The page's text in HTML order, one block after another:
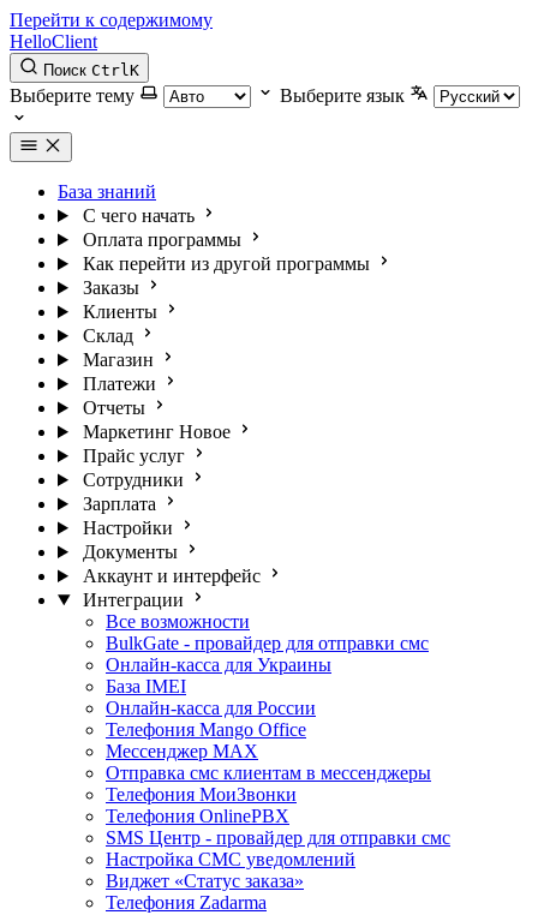
Перейти к содержимому
HelloClient
Поиск CtrlK
Выберите тему Выберите язык
База знаний
С чего начать
Оплата программы
Как перейти из другой программы
Заказы
Клиенты
Склад
Магазин
Платежи
Отчеты
Маркетинг Новое
Прайс услуг
Сотрудники
Зарплата
Настройки
Документы
Аккаунт и интерфейс
Интеграции
Все возможности
BulkGate - провайдер для отправки смс
Онлайн-касса для Украины
База IMEI
Онлайн-касса для России
Телефония Mango Office
Мессенджер МАХ
Отправка смс клиентам в мессенджеры
Телефония МоиЗвонки
Телефония OnlinePBX
SMS Центр - провайдер для отправки смс
Настройка СМС уведомлений
Виджет «Статус заказа»
Телефония Zadarma